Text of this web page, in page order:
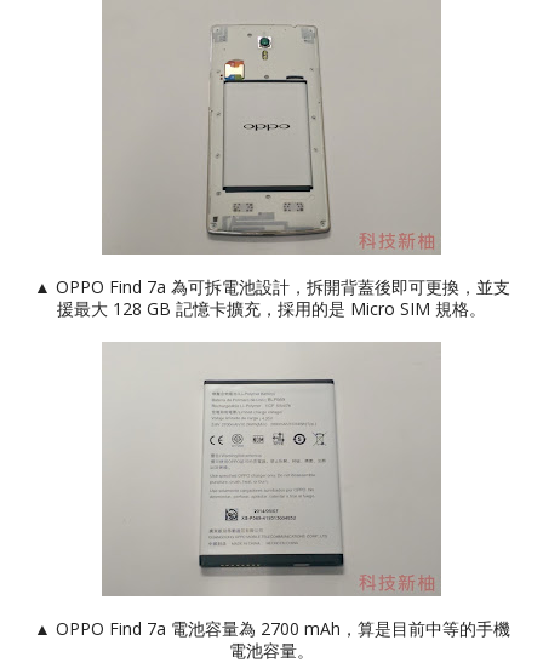
▲ OPPO Find 7a 為可拆電池設計，拆開背蓋後即可更換，並支
援最大 128 GB 記憶卡擴充，採用的是 Micro SIM 規格。
▲ OPPO Find 7a 電池容量為 2700 mAh，算是目前中等的手機
電池容量。